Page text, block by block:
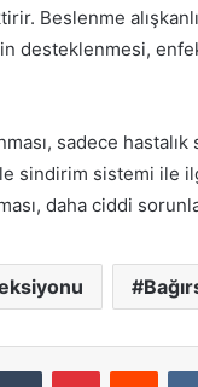
Beslenme
desteklenmesi,
sadece
sindirim sistemi
daha ciddi
Tumblr Pinterest